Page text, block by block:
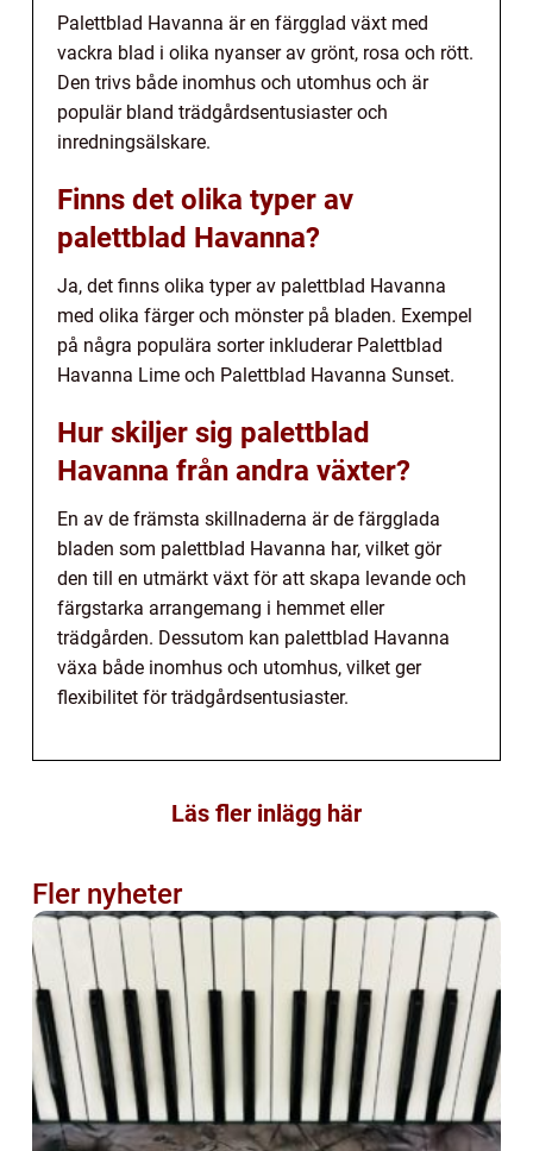
Palettblad Havanna är en färgglad växt med
vackra blad i olika nyanser av grönt, rosa och rött.
Den trivs både inomhus och utomhus och är
populär bland trädgårdsentusiaster och
inredningsälskare.
Finns det olika typer av
palettblad Havanna?
Ja, det finns olika typer av palettblad Havanna
med olika färger och mönster på bladen. Exempel
på några populära sorter inkluderar Palettblad
Havanna Lime och Palettblad Havanna Sunset.
Hur skiljer sig palettblad
Havanna från andra växter?
En av de främsta skillnaderna är de färgglada
bladen som palettblad Havanna har, vilket gör
den till en utmärkt växt för att skapa levande och
färgstarka arrangemang i hemmet eller
trädgården. Dessutom kan palettblad Havanna
växa både inomhus och utomhus, vilket ger
flexibilitet för trädgårdsentusiaster.
Läs fler inlägg här
Fler nyheter